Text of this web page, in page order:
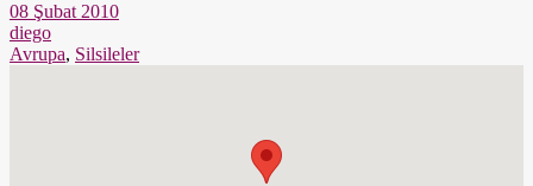
08 Şubat 2010
diego
Avrupa, Silsileler